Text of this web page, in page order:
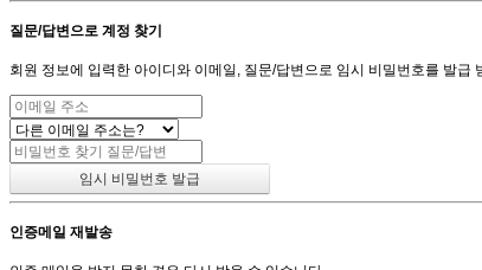
질문/답변으로 계정 찾기
회원 정보에 입력한 아이디와 이메일, 질문/답변으로 임시 비밀번호를 발급
인증메일 재발송